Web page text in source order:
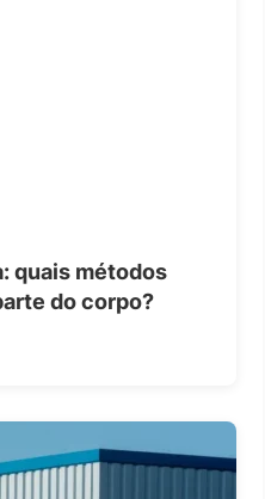
quais métodos
do corpo?